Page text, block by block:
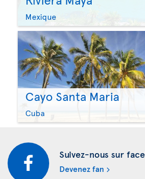
Mexique
Cayo Santa Maria
Cuba
Suivez-nous sur
Devenez fan